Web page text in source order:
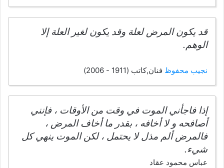
قد يكون المرض لعلة وقد يكون لغير العلة إلا
الوهم.
نجيب محفوظ فنان,كاتب (1911 - 2006)
إذا فاجأني الموت في وقت من الأوقات ، فإنني
أصافحه و لا أخافه ، بقدر ما أخاف المرض ،
فالمرض ألم مذل لا يحتمل ، لكن الموت ينهي كل
شيء.
عباس محمود عقاد